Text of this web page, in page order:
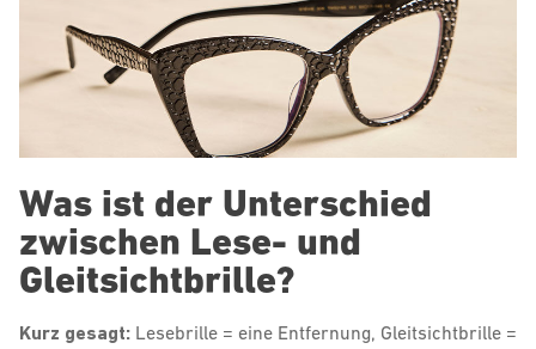
Was ist der Unterschied
zwischen Lese- und
Gleitsichtbrille?
Kurz gesagt: Lesebrille = eine Entfernung, Gleitsichtbrille =